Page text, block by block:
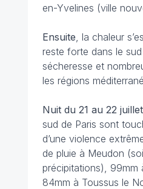
en-Yvelines (ville
Ensuite , la chaleur
reste forte dans le
sécheresse et
les régions
Nuit du 21 au 22 juillet
sud de Paris sont
d’une violence
de pluie à Meudon
précipitations), 99mm
84mm à Toussus le